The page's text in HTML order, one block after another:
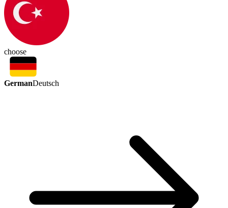
choose
GermanDeutsch